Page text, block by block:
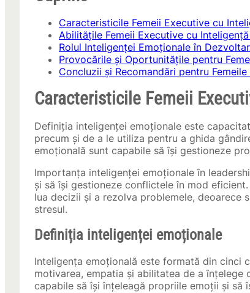
Caracteristicile Femeii Executive cu
Abilitățile Femeii Executive cu
Rolul Inteligenței Emoționale în
Provocările și Oportunitățile pentru
Concluzii și Recomandări pentru
Caracteristicile Femeii
Definiția inteligenței emoționale este
precum și de a le utiliza pentru a ghida
emoțională sunt capabile să își gestioneze
Importanța inteligenței emoționale în
și să își gestioneze conflictele în mod
lua decizii și a rezolva problemele, deoarece
stresul.
Definiția inteligenței emoționale
Inteligența emoțională este formată din cinci
motivarea, empatia și abilitatea de a înțelege
capabile să își înțeleagă propriile emoții și să